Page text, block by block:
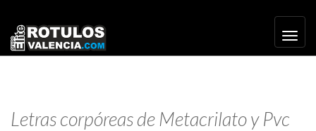
Letras corpóreas de Metacrilato y Pvc